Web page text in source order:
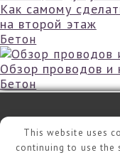
Как самому
на второй этаж
Бетон
Обзор проводов и
Бетон
©2026 - mir-
This website uses
continuing to use the